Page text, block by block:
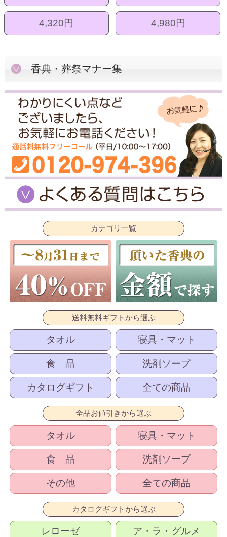
4,320円 4,980円
香典・葬祭マナー集
カテゴリ一覧
送料無料ギフトから選ぶ
タオル 寝具・マット
食 品 洗剤ソープ
カタログギフト 全ての商品
全品お値引きから選ぶ
タオル 寝具・マット
食 品 洗剤ソープ
その他 全ての商品
カタログギフトから選ぶ
レローゼ ア・ラ・グルメ